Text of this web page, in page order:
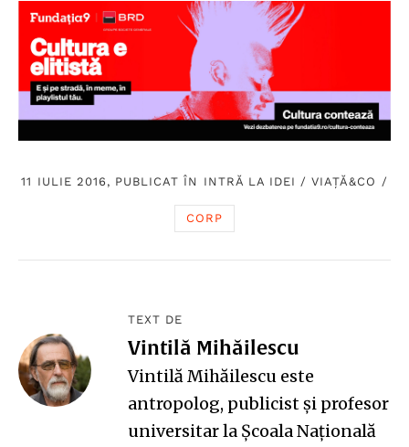
11 IULIE 2016, PUBLICAT ÎN INTRĂ LA IDEI /VIAȚĂ&CO /
CORP
TEXT DE
Vintilă Mihăilescu
Vintilă Mihăilescu este
antropolog, publicist și profesor
universitar la Școala Națională